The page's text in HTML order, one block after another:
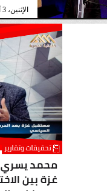
الإثنين، 3 أغسطس 2026